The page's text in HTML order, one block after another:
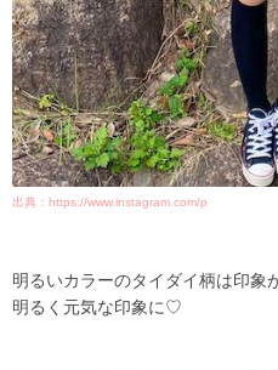
出典：https://www.instagram.com/p
明るいカラーのタイダイ柄は印象
明るく元気な印象に♡